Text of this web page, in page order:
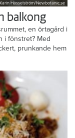
Hasselström/Newbotanic.se
balkong
en örtagård i
i fönstret? Med
prunkande hem